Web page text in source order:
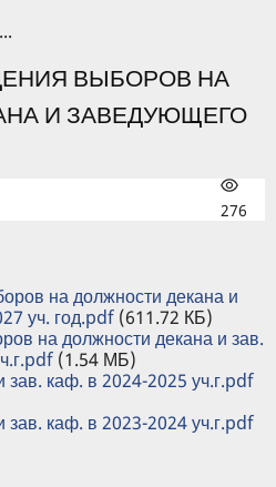
ВЫБОРОВ НА
И ЗАВЕДУЮЩЕГО
276
на должности декана и
уч. год.pdf (611.72 КБ)
на должности декана и зав.
(1.54 МБ)
каф. в 2024-2025 уч.г.pdf
каф. в 2023-2024 уч.г.pdf